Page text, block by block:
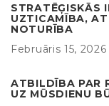
STRATĒĢISKĀS
UZTICAMĪBA,
NOTURĪBA
Februāris 15, 2026
ATBILDĪBA PAR
UZ MŪSDIENU